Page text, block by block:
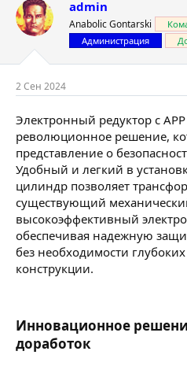
admin
Anabolic Gontarski
Администрация
2 Сен 2024
Электронный редуктор с APP
революционное решение,
представление о
Удобный и легкий в
цилиндр позволяет
существующий
высокоэффективный
обеспечивая надежную
без необходимости
конструкции.
Инновационное
доработок​